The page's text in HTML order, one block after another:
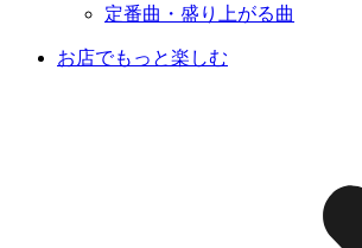
定番曲・盛り上がる曲
お店でもっと楽しむ